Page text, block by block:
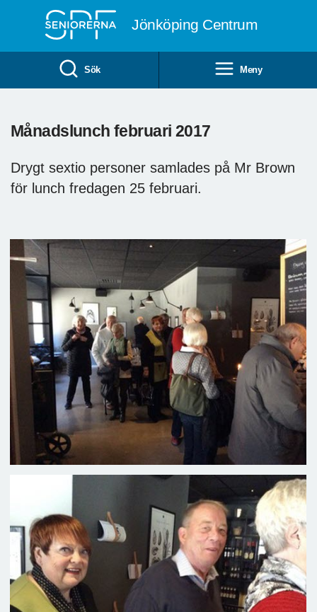
Jönköping Centrum
Sök Meny
Månadslunch februari 2017
Drygt sextio personer samlades på Mr Brown
för lunch fredagen 25 februari.